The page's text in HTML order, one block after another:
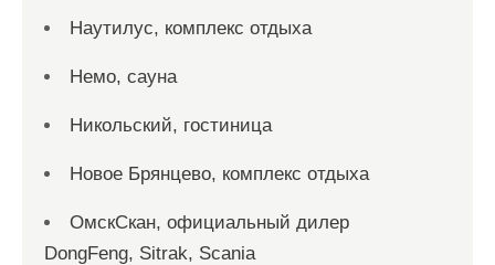
Наутилус, комплекс отдыха
Немо, сауна
Никольский, гостиница
Новое Брянцево, комплекс отдыха
ОмскСкан, официальный дилер
DongFeng, Sitrak, Scania